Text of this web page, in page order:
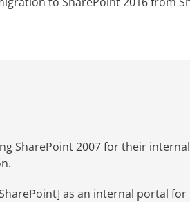
SharePoint 2007 for their
as an internal portal